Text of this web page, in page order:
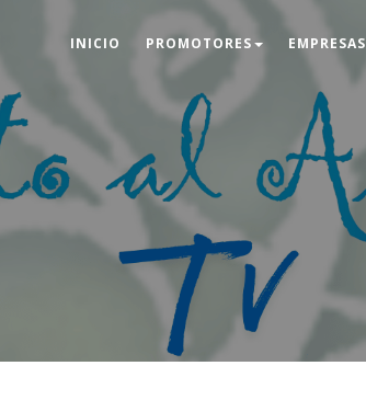
INICIO PROMOTORES EMPRESAS